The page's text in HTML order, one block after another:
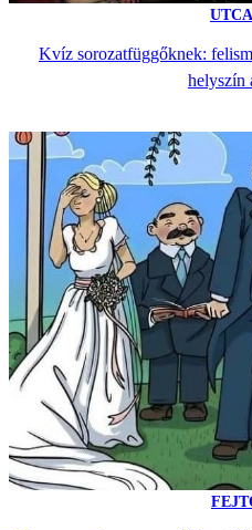
Kvíz sorozatfüggőknek:
helyszín